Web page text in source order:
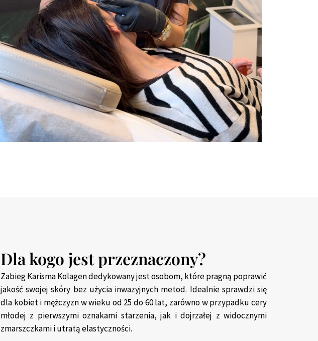
Dla kogo jest przeznaczony?
Zabieg Karisma Kolagen dedykowany jest osobom, które pragną poprawić
jakość swojej skóry bez użycia inwazyjnych metod. Idealnie sprawdzi się
dla kobiet i mężczyzn w wieku od 25 do 60 lat, zarówno w przypadku cery
młodej z pierwszymi oznakami starzenia, jak i dojrzałej z widocznymi
zmarszczkami i utratą elastyczności.